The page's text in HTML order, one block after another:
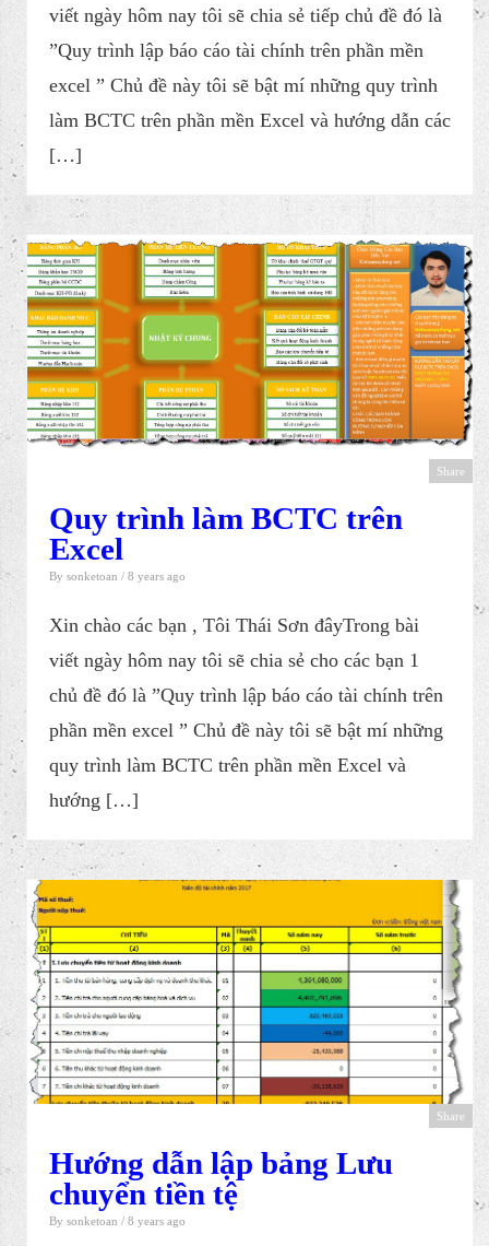
viết ngày hôm nay tôi sẽ chia sẻ tiếp chủ đề đó là ​
”Quy trình lập báo cáo tài chính trên phần mền
excel ” Chủ đề này tôi sẽ bật mí những quy trình
làm BCTC trên phần mền Excel và hướng dẫn các
[…]
Share
Quy trình làm BCTC trên
Excel
By sonketoan / 8 years ago
Xin chào các bạn , Tôi Thái Sơn đâyTrong bài
viết ngày hôm nay tôi sẽ chia sẻ cho các bạn 1
chủ đề đó là ​”Quy trình lập báo cáo tài chính trên
phần mền excel ” Chủ đề này tôi sẽ bật mí những
quy trình làm BCTC trên phần mền Excel và
hướng […]
Share
Hướng dẫn lập bảng Lưu
chuyển tiền tệ
By sonketoan / 8 years ago